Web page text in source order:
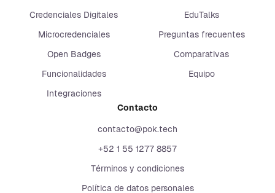
Credenciales Digitales
Microcredenciales
Open Badges
Funcionalidades
Integraciones
EduTalks
Preguntas frecuentes
Comparativas
Equipo
Contacto
contacto@pok.tech
+52 1 55 1277 8857
Términos y condiciones
Política de datos personales